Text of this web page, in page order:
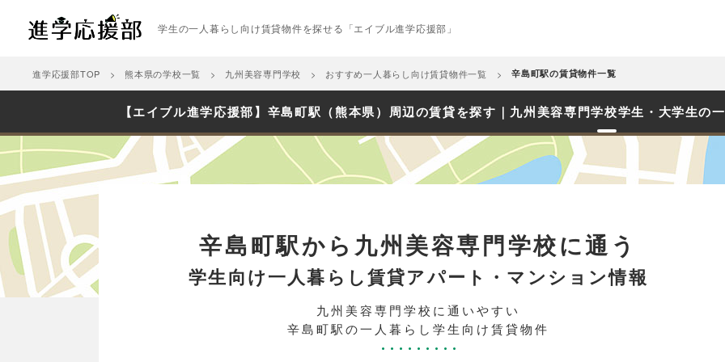
学生の一人暮らし向け賃貸物件を探せる「エイブル進学応援部」
進学応援部TOP 熊本県の学校一覧 九州美容専門学校 おすすめ一人暮らし向け賃貸物件一覧 辛島町駅の賃貸物件一覧
【エイブル進学応援部】辛島町駅（熊本県）周辺の賃貸を探す｜九州美容専門学校学生・大学生の
辛島町駅から九州美容専門学校に通う
学生向け一人暮らし賃貸アパート・マンション情報
九州美容専門学校に通いやすい
辛島町駅の一人暮らし学生向け賃貸物件